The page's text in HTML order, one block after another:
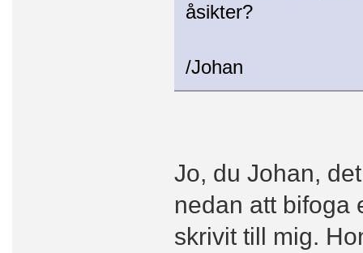
åsikter?
/Johan
Jo, du Johan,
nedan att bifoga
skrivit till mig.